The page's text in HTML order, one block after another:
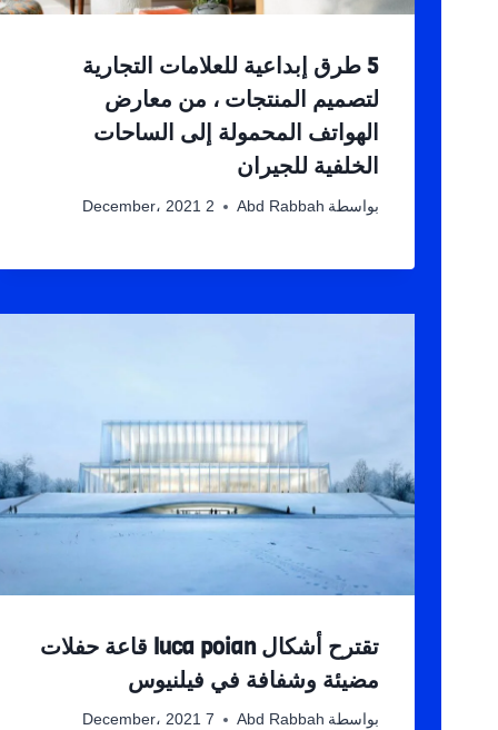
5 طرق إبداعية للعلامات التجارية
لتصميم المنتجات ، من معارض
الهواتف المحمولة إلى الساحات
الخلفية للجيران
بواسطة Abd Rabbah 2 December، 2021
تقترح أشكال luca poian قاعة حفلات
مضيئة وشفافة في فيلنيوس
بواسطة Abd Rabbah 7 December، 2021